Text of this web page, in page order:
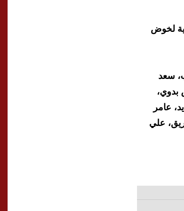
لخوض
سعد
بدوي،
عامر
علي